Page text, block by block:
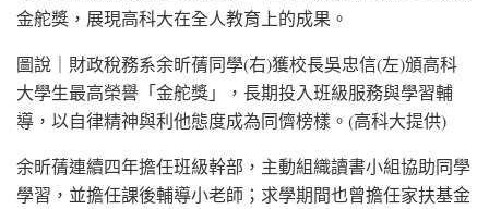
金舵獎，展現高科大在全人教育上的成果。
圖說｜財政稅務系余昕蒨同學(右)獲校長吳忠信(左)頒高科
大學生最高榮譽「金舵獎」，長期投入班級服務與學習輔
導，以自律精神與利他態度成為同儕榜樣。(高科大提供)
余昕蒨連續四年擔任班級幹部，主動組織讀書小組協助同學
學習，並擔任課後輔導小老師；求學期間也曾擔任家扶基金